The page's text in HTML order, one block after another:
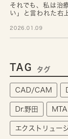
それでも、私は治
い」と言われた
2026.01.09
TAG タグ
CAD/CAM
Dr.野田 MTA
エクストリュー